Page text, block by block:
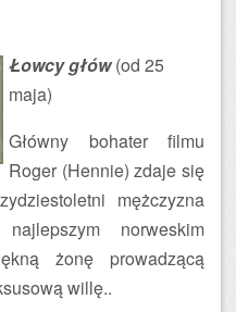
Łowcy głów(od 25
maja)
Główny bohater filmu
Roger (Hennie) zdaje się
mężczyzna
norweskim
żonę prowadzącą
willę..